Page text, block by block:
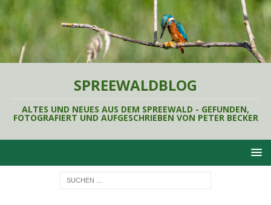
SPREEWALDBLOG
ALTES UND NEUES AUS DEM SPREEWALD - GEFUNDEN,
FOTOGRAFIERT UND AUFGESCHRIEBEN VON PETER BECKER